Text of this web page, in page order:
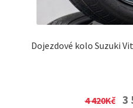
Dojezdové kolo Suzuki
4 420Kč 3